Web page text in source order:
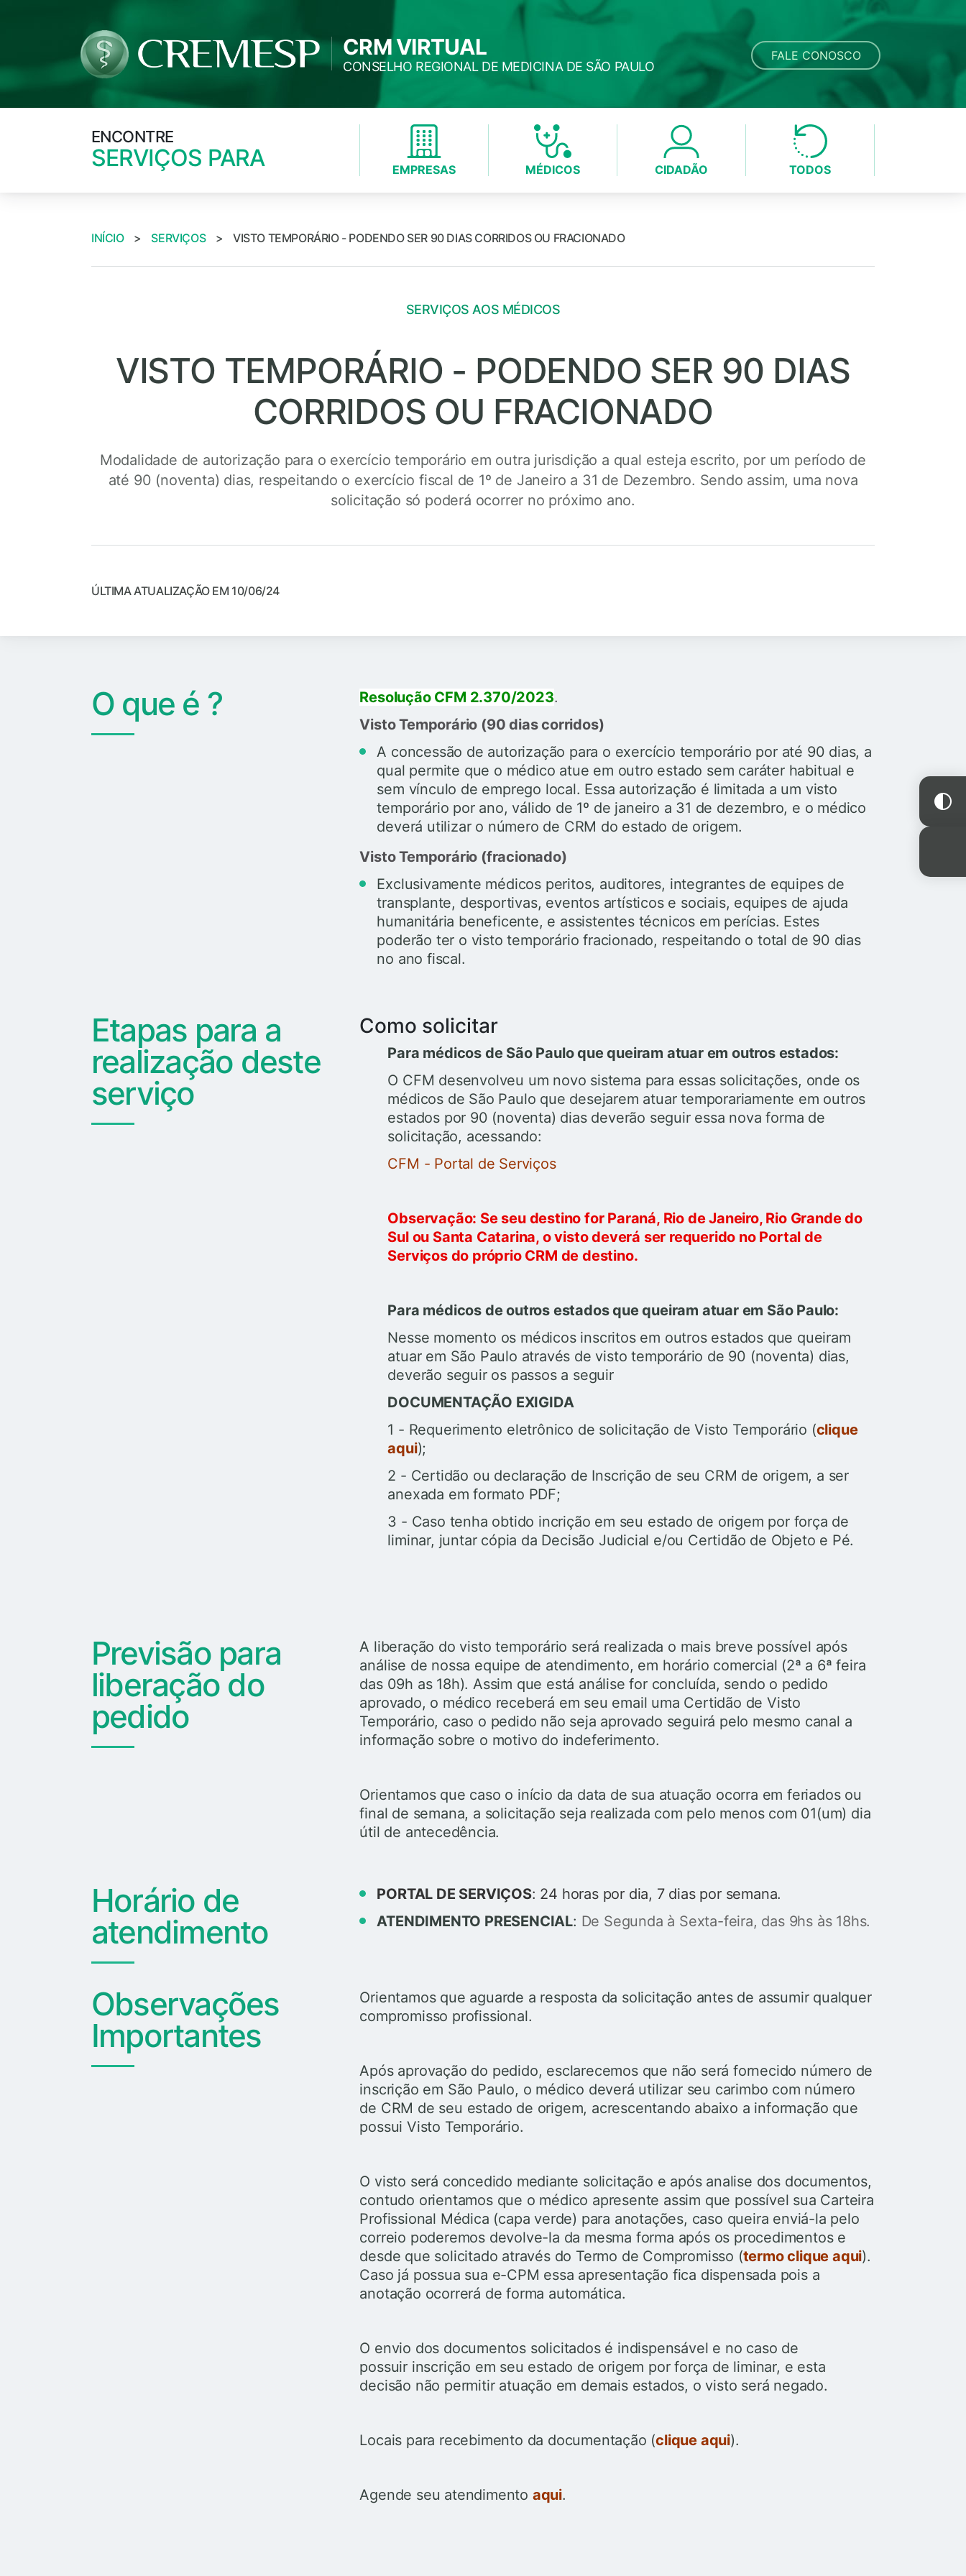
CRM VIRTUAL
CONSELHO REGIONAL DE MEDICINA DE SÃO PAULO
FALE CONOSCO
ENCONTRE
SERVIÇOS PARA EMPRESAS MÉDICOS CIDADÃO TODOS
INÍCIO > SERVIÇOS > VISTO TEMPORÁRIO - PODENDO SER 90 DIAS CORRIDOS OU FRACIONADO
SERVIÇOS AOS MÉDICOS
VISTO TEMPORÁRIO - PODENDO SER 90 DIAS
CORRIDOS OU FRACIONADO
Modalidade de autorização para o exercício temporário em outra jurisdição a qual esteja escrito, por um período de
até 90 (noventa) dias, respeitando o exercício fiscal de 1º de Janeiro a 31 de Dezembro. Sendo assim, uma nova
solicitação só poderá ocorrer no próximo ano.
ÚLTIMA ATUALIZAÇÃO EM 10/06/24
O que é ? Resolução CFM 2.370/2023.
Visto Temporário (90 dias corridos)
A concessão de autorização para o exercício temporário por até 90 dias, a
qual permite que o médico atue em outro estado sem caráter habitual e
sem vínculo de emprego local. Essa autorização é limitada a um visto
temporário por ano, válido de 1º de janeiro a 31 de dezembro, e o médico
deverá utilizar o número de CRM do estado de origem.
Visto Temporário (fracionado)
Exclusivamente médicos peritos, auditores, integrantes de equipes de
transplante, desportivas, eventos artísticos e sociais, equipes de ajuda
humanitária beneficente, e assistentes técnicos em perícias. Estes
poderão ter o visto temporário fracionado, respeitando o total de 90 dias
no ano fiscal.
Etapas para a
realização deste
serviço
Como solicitar
Para médicos de São Paulo que queiram atuar em outros estados:
O CFM desenvolveu um novo sistema para essas solicitações, onde os
médicos de São Paulo que desejarem atuar temporariamente em outros
estados por 90 (noventa) dias deverão seguir essa nova forma de
solicitação, acessando:
CFM - Portal de Serviços
Observação: Se seu destino for Paraná, Rio de Janeiro, Rio Grande do
Sul ou Santa Catarina, o visto deverá ser requerido no Portal de
Serviços do próprio CRM de destino.
Para médicos de outros estados que queiram atuar em São Paulo:
Nesse momento os médicos inscritos em outros estados que queiram
atuar em São Paulo através de visto temporário de 90 (noventa) dias,
deverão seguir os passos a seguir
DOCUMENTAÇÃO EXIGIDA
1 - Requerimento eletrônico de solicitação de Visto Temporário (clique
aqui);
2 - Certidão ou declaração de Inscrição de seu CRM de origem, a ser
anexada em formato PDF;
3 - Caso tenha obtido incrição em seu estado de origem por força de
liminar, juntar cópia da Decisão Judicial e/ou Certidão de Objeto e Pé.
Previsão para
liberação do
pedido
A liberação do visto temporário será realizada o mais breve possível após
análise de nossa equipe de atendimento, em horário comercial (2ª a 6ª feira
das 09h as 18h). Assim que está análise for concluída, sendo o pedido
aprovado, o médico receberá em seu email uma Certidão de Visto
Temporário, caso o pedido não seja aprovado seguirá pelo mesmo canal a
informação sobre o motivo do indeferimento.
Orientamos que caso o início da data de sua atuação ocorra em feriados ou
final de semana, a solicitação seja realizada com pelo menos com 01(um) dia
útil de antecedência.
Horário de
atendimento
PORTAL DE SERVIÇOS: 24 horas por dia, 7 dias por semana.
ATENDIMENTO PRESENCIAL: De Segunda à Sexta-feira, das 9hs às 18hs.
Observações
Importantes
Orientamos que aguarde a resposta da solicitação antes de assumir qualquer
compromisso profissional.
Após aprovação do pedido, esclarecemos que não será fornecido número de
inscrição em São Paulo, o médico deverá utilizar seu carimbo com número
de CRM de seu estado de origem, acrescentando abaixo a informação que
possui Visto Temporário.
O visto será concedido mediante solicitação e após analise dos documentos,
contudo orientamos que o médico apresente assim que possível sua Carteira
Profissional Médica (capa verde) para anotações, caso queira enviá-la pelo
correio poderemos devolve-la da mesma forma após os procedimentos e
desde que solicitado através do Termo de Compromisso (termo clique aqui).
Caso já possua sua e-CPM essa apresentação fica dispensada pois a
anotação ocorrerá de forma automática.
O envio dos documentos solicitados é indispensável e no caso de
possuir inscrição em seu estado de origem por força de liminar, e esta
decisão não permitir atuação em demais estados, o visto será negado.
Locais para recebimento da documentação (clique aqui).
Agende seu atendimento aqui.